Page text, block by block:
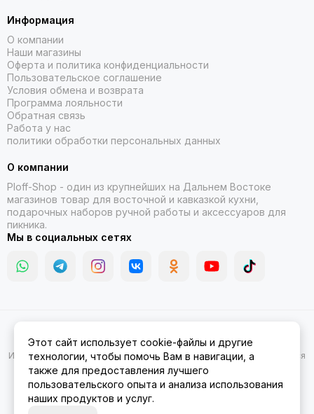
Информация
О компании
Наши магазины
Оферта и политика конфиденциальности
Пользовательское соглашение
Условия обмена и возврата
Программа лояльности
Обратная связь
Работа у нас
политики обработки персональных данных
О компании
Ploff-Shop - один из крупнейших на Дальнем Востоке
магазинов товар для восточной и кавказкой кухни,
подарочных наборов ручной работы и аксессуаров для
пикника.
Мы в социальных сетях
Амуре.Карта сайта
Информация на сайте носит ознакомительный характер и не является
публичной офертой.
Этот сайт использует cookie-файлы и другие
технологии, чтобы помочь Вам в навигации, а
также для предоставления лучшего
пользовательского опыта и анализа использования
наших продуктов и услуг.